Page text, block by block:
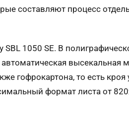
составляют процесс
SBL 1050 SE. В
высекальная
гофрокартона, то есть кроя
формат листа от